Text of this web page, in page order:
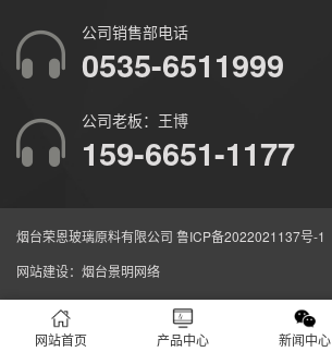
公司销售部电话
0535-6511999
公司老板：王博
159-6651-1177
烟台荣恩玻璃原料有限公司 鲁ICP备2022021137号-1
网站建设： 烟台景明网络
网站首页 产品中心 新闻中心